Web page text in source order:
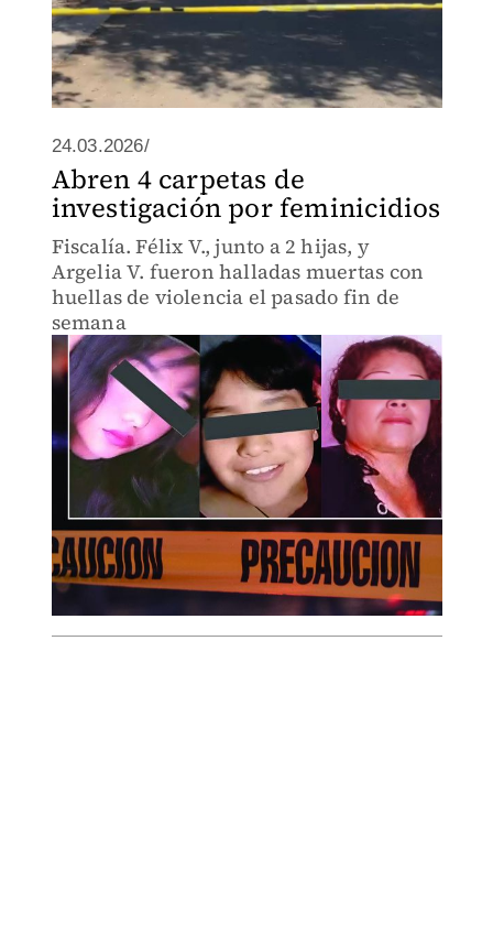
24.03.2026/
Abren 4 carpetas de
investigación por feminicidios
Fiscalía. Félix V., junto a 2 hijas, y
Argelia V. fueron halladas muertas con
huellas de violencia el pasado fin de
semana